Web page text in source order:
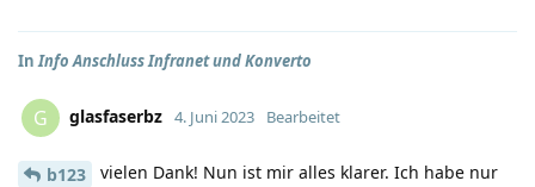
InInfo Anschluss Infranet und Konverto
G glasfaserbz 4. Juni 2023 Bearbeitet
b123
vielen Dank! Nun ist mir alles klarer. Ich habe nur